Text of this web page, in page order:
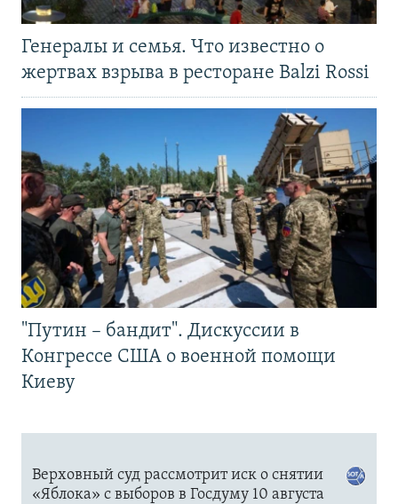
Генералы и семья. Что известно о
жертвах взрыва в ресторане Balzi Rossi
"Путин – бандит". Дискуссии в
Конгрессе США о военной помощи
Киеву